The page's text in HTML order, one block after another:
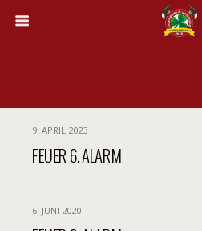
9. APRIL 2023
FEUER 6. ALARM
6. JUNI 2020